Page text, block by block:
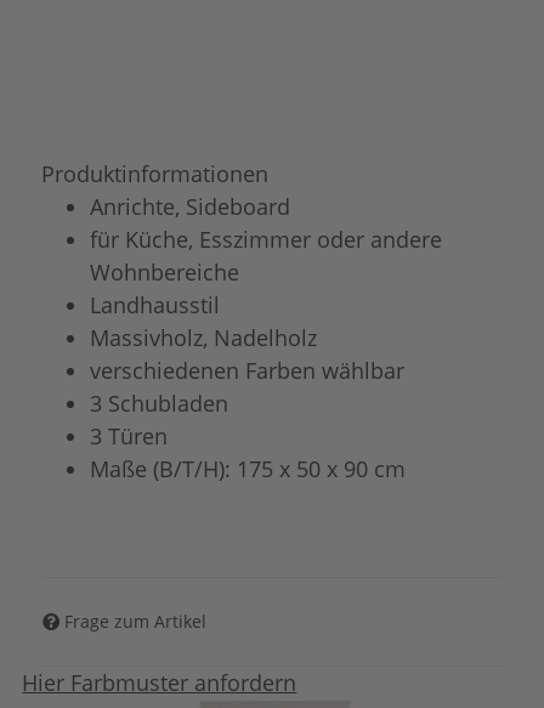
Produktinformationen
Anrichte, Sideboard
für Küche, Esszimmer oder andere
Wohnbereiche
Landhausstil
Massivholz, Nadelholz
verschiedenen Farben wählbar
3 Schubladen
3 Türen
Maße (B/T/H): 175 x 50 x 90 cm
Frage zum Artikel
Hier Farbmuster anfordern